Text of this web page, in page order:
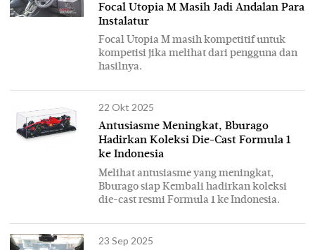
Focal Utopia M Masih Jadi Andalan Para
Instalatur
Focal Utopia M masih kompetitif untuk
kompetisi jika melihat dari pengguna dan
hasilnya.
22 Okt 2025
Antusiasme Meningkat, Bburago
Hadirkan Koleksi Die-Cast Formula 1
ke Indonesia
Melihat antusiasme yang meningkat,
Bburago siap Kembali hadirkan koleksi
die-cast resmi Formula 1 ke Indonesia.
23 Sep 2025